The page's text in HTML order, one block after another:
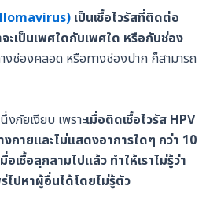
เป็นเชื้อไวรัสที่ติดต่อ
ะเป็นเพศใดกับเพศใด หรือกับช่อง
งช่องคลอด หรือทางช่องปาก ก็สามารถ
งภัยเงียบ เพราะเมื่อติดเชื้อไวรัส HPV
กายและไม่แสดงอาการใดๆ กว่า 10
เชื้อลุกลามไปแล้ว ทำให้เราไม่รู้ว่า
ไปหาผู้อื่นได้โดยไม่รู้ตัว